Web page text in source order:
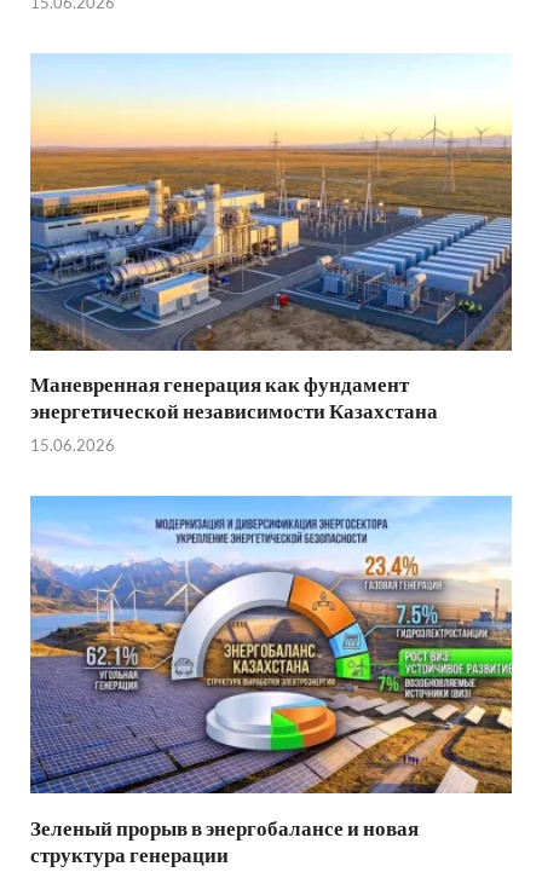
Маневренная генерация как фундамент
энергетической независимости Казахстана
15.06.2026
Зеленый прорыв в энергобалансе и новая
структура генерации